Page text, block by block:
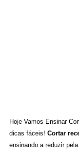
Hoje Vamos Ensinar
dicas fáceis! Cortar
ensinando a reduzir